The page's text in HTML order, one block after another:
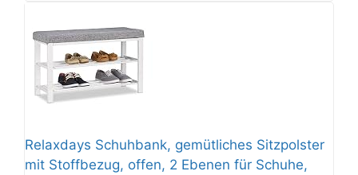
Relaxdays Schuhbank, gemütliches Sitzpolster
mit Stoffbezug, offen, 2 Ebenen für Schuhe,